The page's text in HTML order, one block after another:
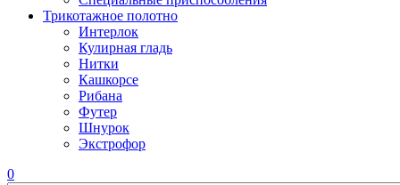
Трикотажное полотно
Интерлок
Кулирная гладь
Нитки
Кашкорсе
Рибана
Футер
Шнурок
Экстрофор
0